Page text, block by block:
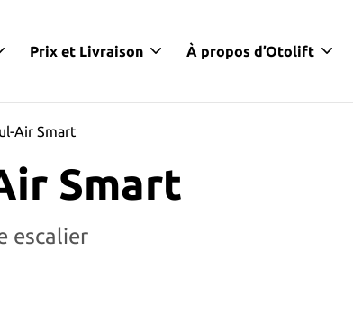
Prix et Livraison À propos d’Otolift
Air Smart
Smart
escalier